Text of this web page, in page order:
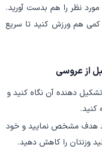
نظر را هم بدست آورید.
کمی هم ورزش کنید تا سریع
از عروسی
دهنده آن نگاه کنید و
کنید.
هدف مشخص نمایید و خود
وزنتان را کاهش دهید.